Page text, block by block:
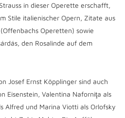
in dieser Operette erschafft,
Stile italienischer Opern, Zitate aus
Operetten) sowie
den Rosalinde auf dem
Josef Ernst Köpplinger sind auch
Eisenstein, Valentina Naforniţa als
Alfred und Marina Viotti als Orlofsky